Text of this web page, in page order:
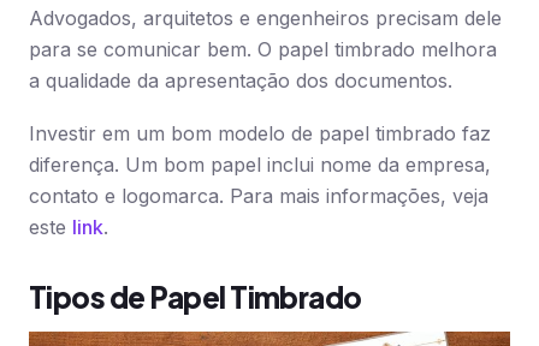
Advogados, arquitetos e engenheiros precisam dele
para se comunicar bem. O papel timbrado melhora
a qualidade da apresentação dos documentos.
Investir em um bom modelo de papel timbrado faz
diferença. Um bom papel inclui nome da empresa,
contato e logomarca. Para mais informações, veja
este link.
Tipos de Papel Timbrado